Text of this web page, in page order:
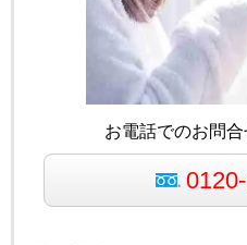
お電話でのお問